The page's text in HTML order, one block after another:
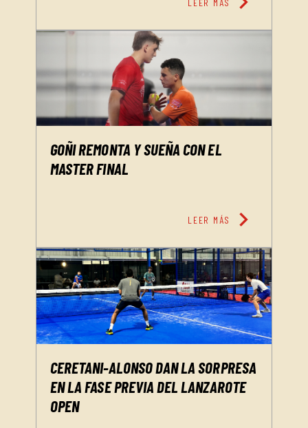
GOÑI REMONTA Y SUEÑA CON EL
MASTER FINAL
LEER MÁS chevron_right
CERETANI-ALONSO DAN LA SORPRESA
EN LA FASE PREVIA DEL LANZAROTE
OPEN